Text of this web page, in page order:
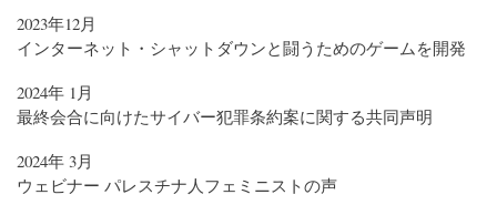
2023年12月
インターネット・シャットダウンと闘うためのゲームを開発
2024年 1月
最終会合に向けたサイバー犯罪条約案に関する共同声明
2024年 3月
ウェビナー パレスチナ人フェミニストの声